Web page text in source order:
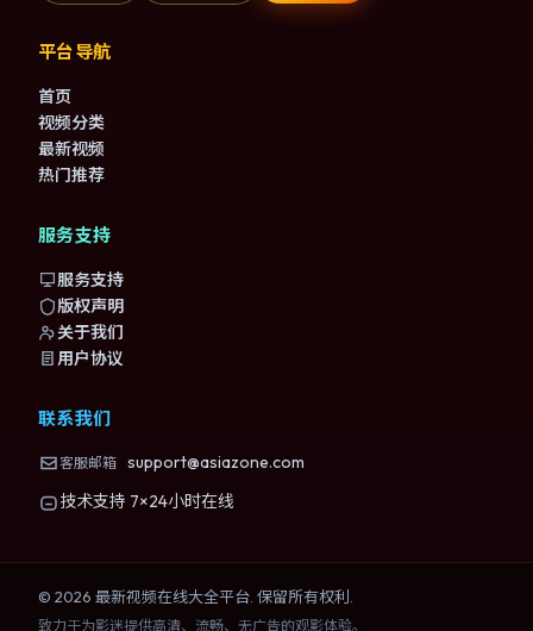
平台导航
首页
视频分类
最新视频
热门推荐
服务支持
服务支持
版权声明
关于我们
用户协议
联系我们
客服邮箱 support@asiazone.com
技术支持 7×24小时在线
© 2026 最新视频在线大全平台. 保留所有权利.
致力于为影迷提供高清、流畅、无广告的观影体验。